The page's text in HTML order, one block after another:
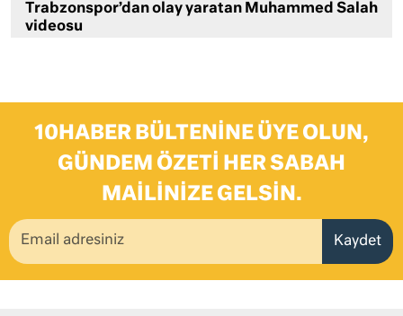
Trabzonspor’dan olay yaratan Muhammed Salah
videosu
10HABER BÜLTENINE ÜYE OLUN,
GÜNDEM ÖZETI HER SABAH
MAILINIZE GELSIN.
Kaydet